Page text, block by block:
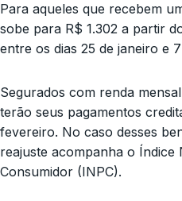
Para aqueles que recebem
sobe para R$ 1.302 a partir
entre os dias 25 de janeiro e
Segurados com renda
terão seus pagamentos
fevereiro. No caso desses
reajuste acompanha o Índice
Consumidor (INPC).